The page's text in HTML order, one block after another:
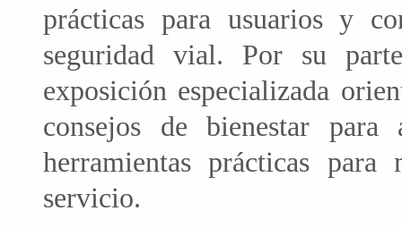
prácticas para usuarios y
seguridad vial. Por su
exposición especializada
consejos de bienestar
herramientas prácticas
servicio.